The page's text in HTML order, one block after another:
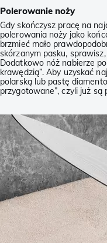
Polerowanie noży
Gdy skończysz pracę na
polerowania noży jako
brzmieć mało
skórzanym pasku,
Dodatkowo nóż nabierze
krawędzią”. Aby uzyskać
polarską lub pastę
przygotowane”, czyli już są